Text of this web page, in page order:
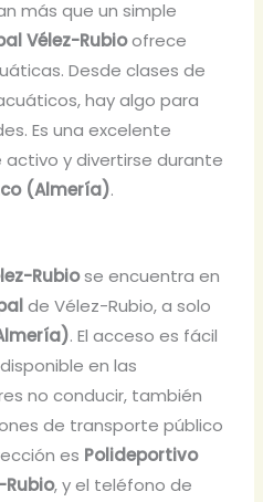
más que un simple
Vélez-Rubioofrece
Desde clases de
hay algo para
Es una excelente
y divertirse durante
(Almería).
Rubiose encuentra en
de Vélez-Rubio, a solo
. El acceso es fácil
en las
no conducir, también
de transporte público
es Polideportivo
Rubio, y el teléfono de